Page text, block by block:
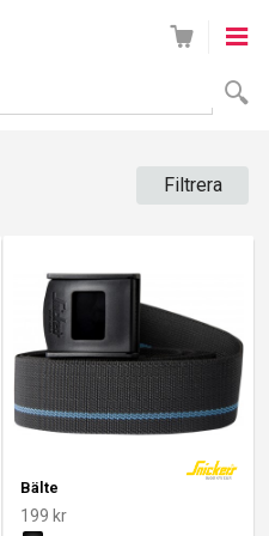
Filtrera
Bälte
199 kr